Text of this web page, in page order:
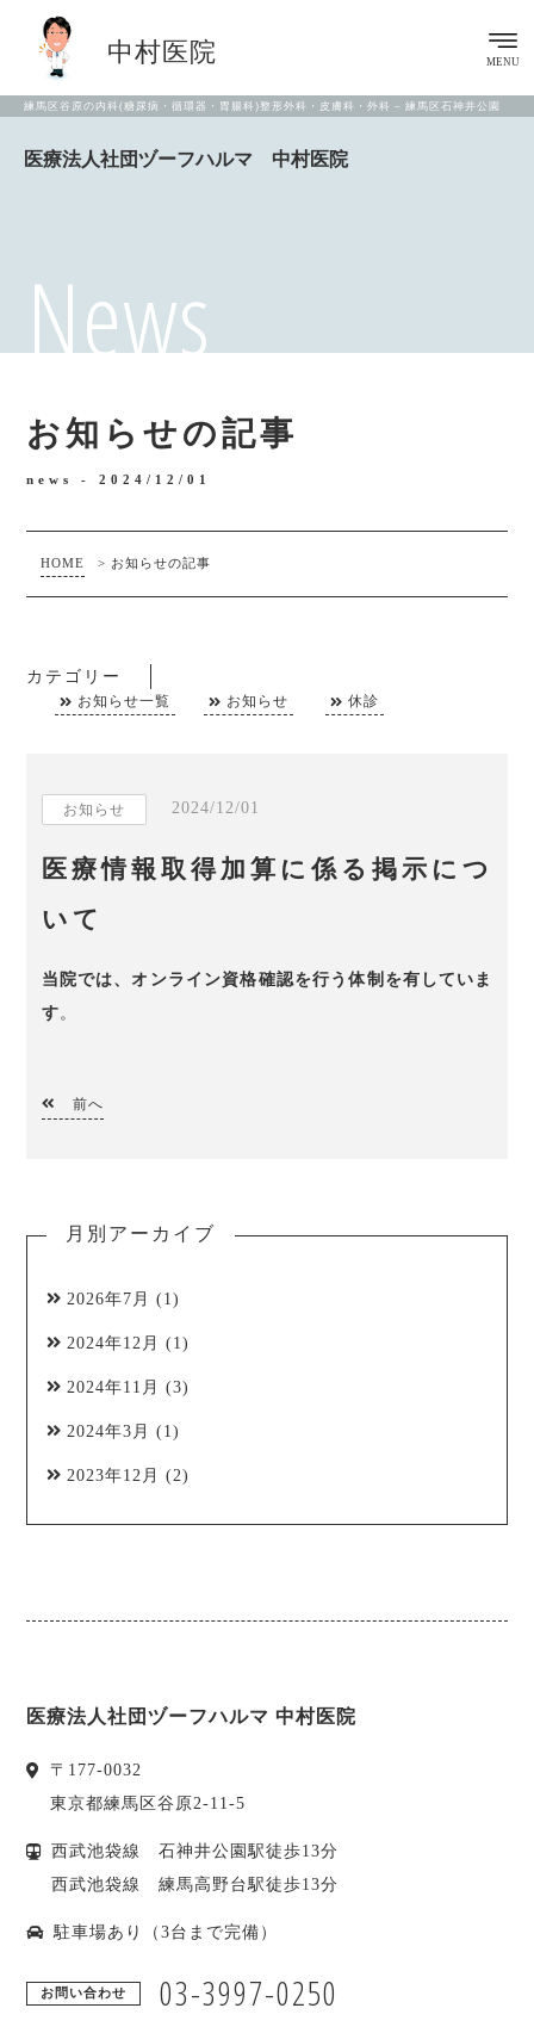
練馬区谷原の内科(糖尿病・循環器・胃腸科)整形外科・皮膚科・外科 – 練馬区石神井公園
中村医院 MENU
News
医療法人社団ヅーフハルマ 中村医院
お知らせの記事
news -2024/12/01
HOME > お知らせの記事
カテゴリー
お知らせ一覧 お知らせ 休診
お知らせ 2024/12/01
医療情報取得加算に係る掲示につ
いて
当院では、オンライン資格確認を行う体制を有していま
す。
前へ
月別アーカイブ
2026年7月 (1)
2024年12月 (1)
2024年11月 (3)
2024年3月 (1)
2023年12月 (2)
医療法人社団ヅーフハルマ 中村医院
〒 177-0032
東京都練馬区谷原2-11-5
西武池袋線 石神井公園駅徒歩13分
西武池袋線 練馬高野台駅徒歩13分
駐車場あり（3台まで完備）
お問い合わせ 03-3997-0250